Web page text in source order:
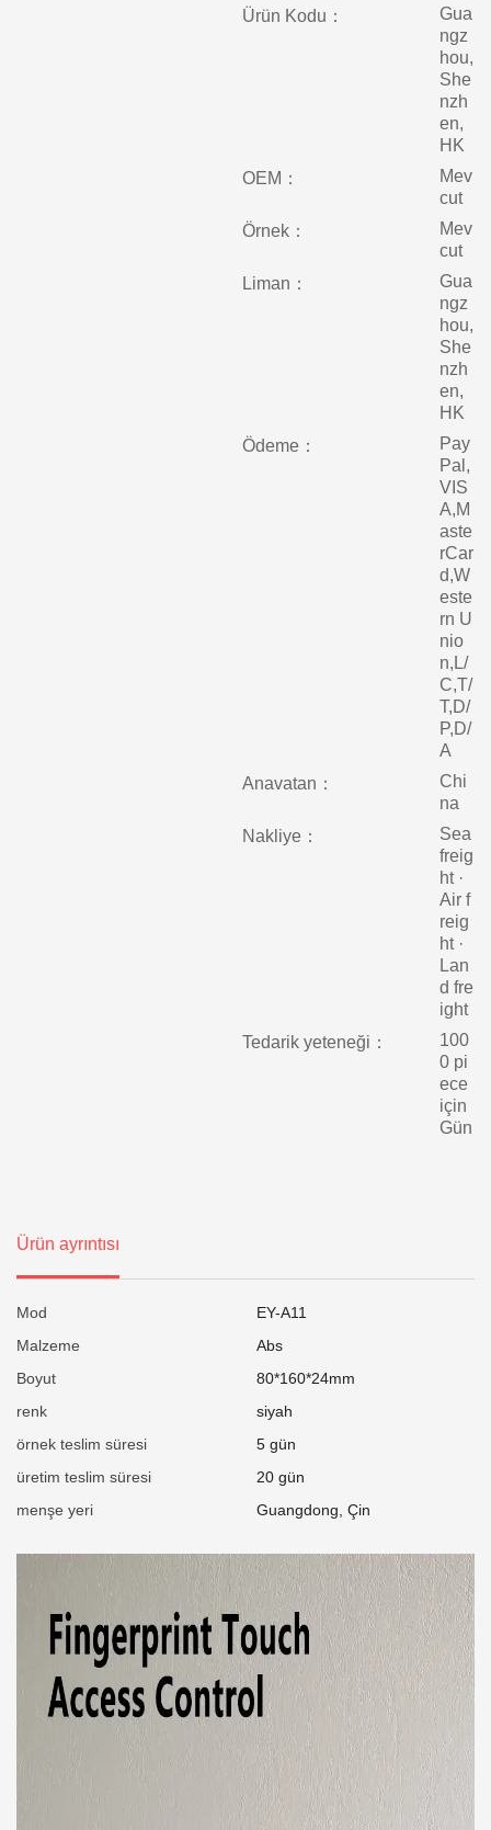
Ürün Kodu：
Gua
ngz
hou,
She
nzh
en,
HK
OEM：
Mev
cut
Örnek：
Mev
cut
Liman：
Gua
ngz
hou,
She
nzh
en,
HK
Ödeme：
Pay
Pal,
VIS
A,M
aste
rCar
d,W
este
rn U
nio
n,L/
C,T/
T,D/
P,D/
A
Anavatan：
Chi
na
Nakliye：
Sea
freig
ht ·
Air f
reig
ht ·
Lan
d fre
ight
Tedarik yeteneği：
100
0 pi
ece
için
Gün
Ürün ayrıntısı
Mod
EY-A11
Malzeme
Abs
Boyut
80*160*24mm
renk
siyah
örnek teslim süresi
5 gün
üretim teslim süresi
20 gün
menşe yeri
Guangdong, Çin